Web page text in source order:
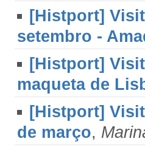
[Histport]
setembro -
[Histport]
maqueta de
[Histport]
de março,